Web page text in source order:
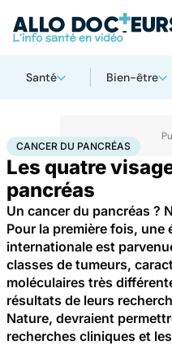
Santé Bien-être
AccueilSanté MaladiesCancer
CANCER DU PANCRÉAS
Les quatre
pancréas
Un cancer du pancréas ?
Pour la première fois, une
internationale est
classes de tumeurs,
moléculaires très
résultats de leurs
Nature, devraient
recherches cliniques et